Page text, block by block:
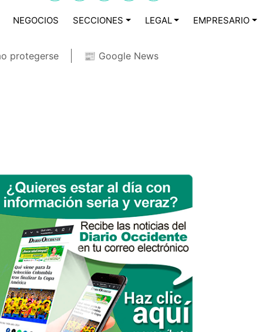
NEGOCIOS SECCIONES LEGAL EMPRESARIO
protegerse 📰 Google News